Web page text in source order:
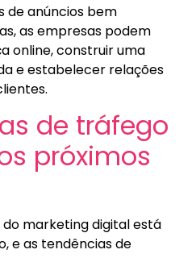
de anúncios bem
as empresas podem
online, construir uma
e estabelecer relações
de tráfego
próximos
marketing digital está
e as tendências de